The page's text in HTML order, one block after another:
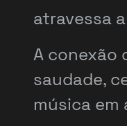
atravessa
A conexão
saudade,
música em